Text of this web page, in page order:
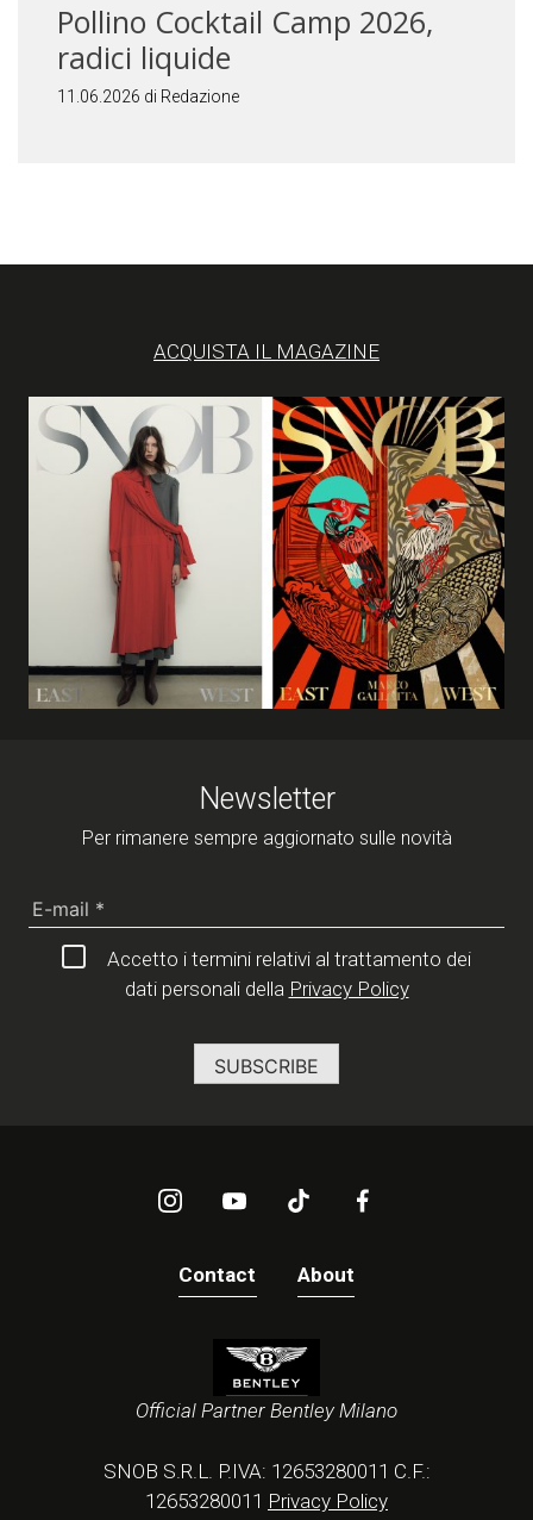
Pollino Cocktail Camp 2026,
radici liquide
11.06.2026 di Redazione
ACQUISTA IL MAGAZINE
Newsletter
Per rimanere sempre aggiornato sulle novità
Accetto i termini relativi al trattamento dei
dati personali della Privacy Policy
Contact About
Official Partner Bentley Milano
SNOB S.R.L. P.IVA: 12653280011 C.F.:
12653280011 Privacy Policy